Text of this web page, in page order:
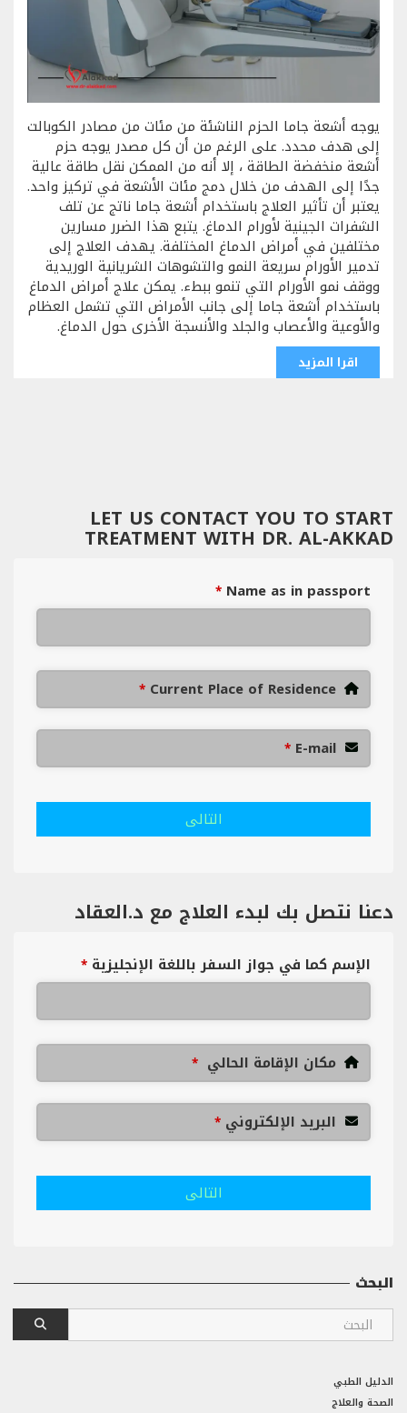
يوجه أشعة جاما الحزم الناشئة من مئات من مصادر الكوبالت
إلى هدف محدد. على الرغم من أن كل مصدر يوجه حزم
أشعة منخفضة الطاقة ، إلا أنه من الممكن نقل طاقة عالية
جدًا إلى الهدف من خلال دمج مئات الأشعة في تركيز واحد.
يعتبر أن تأثير العلاج باستخدام أشعة جاما ناتج عن تلف
الشفرات الجينية لأورام الدماغ. يتبع هذا الضرر مسارين
مختلفين في أمراض الدماغ المختلفة. يهدف العلاج إلى
تدمير الأورام سريعة النمو والتشوهات الشريانية الوريدية
ووقف نمو الأورام التي تنمو ببطء. يمكن علاج أمراض الدماغ
باستخدام أشعة جاما إلى جانب الأمراض التي تشمل العظام
والأوعية والأعصاب والجلد والأنسجة الأخرى حول الدماغ.
اقرا المزيد
LET US CONTACT YOU TO START
TREATMENT WITH DR. AL-AKKAD
Name as in passport
*
Current Place of Residence
*
E-mail
*
التالى
دعنا نتصل بك لبدء العلاج مع د.العقاد
الإسم كما في جواز السفر باللغة الإنجليزية *
مكان الإقامة الحالي *
البريد الإلكتروني *
التالى
البحث
الدليل الطبي
الصحة والعلاج